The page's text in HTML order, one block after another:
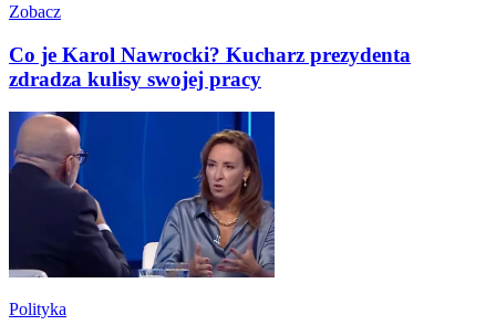
Zobacz
Co je Karol Nawrocki? Kucharz prezydenta
zdradza kulisy swojej pracy
Polityka